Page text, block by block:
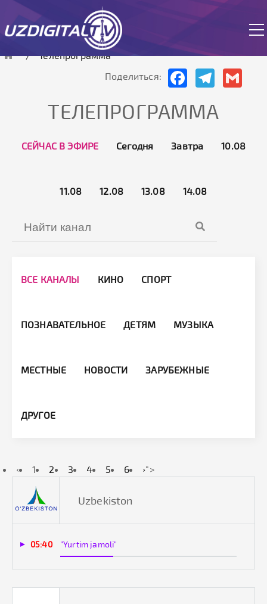
Телепрограмма
Поделиться:
FacebookTelegram
ТЕЛЕПРОГРАММА
СЕЙЧАС В ЭФИРЕ Сегодня Завтра 10.08
11.08 12.08 13.08 14.08
ВСЕ КАНАЛЫ КИНО СПОРТ
ПОЗНАВАТЕЛЬНОЕ ДЕТЯМ МУЗЫКА
МЕСТНЫЕ НОВОСТИ ЗАРУБЕЖНЫЕ
ДРУГОЕ
‹ 1 2 3 4 5 6 ›">
Uzbekiston
05:40 "Yurtim jamoli"